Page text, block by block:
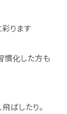
ります
慣化した方も
ばしたり。